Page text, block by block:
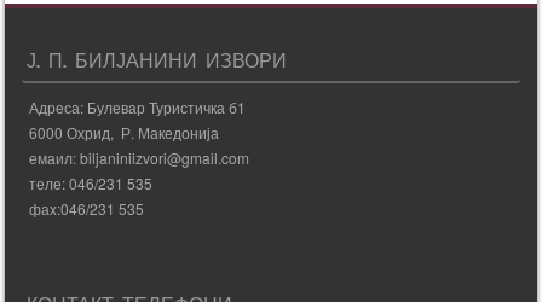
Ј. П. БИЛЈАНИНИ ИЗВОРИ
Адреса: Булевар Туристичка б1
6000 Охрид, Р. Македонија
емаил: biljaniniizvori@gmail.com
теле: 046/231 535
фаx:046/231 535